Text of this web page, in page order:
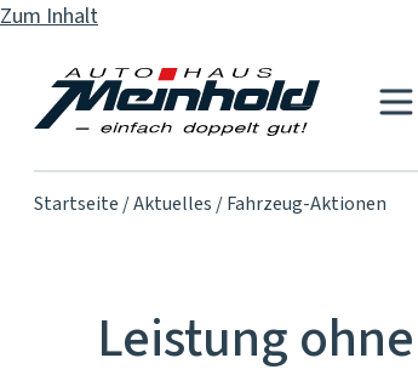
Zum Inhalt
Startseite Aktuelles Fahrzeug-Aktionen
Leistung